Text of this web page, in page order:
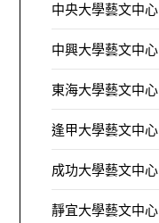
中央大學藝文中心
中興大學藝文中心
東海大學藝文中心
逢甲大學藝文中心
成功大學藝文中心
靜宜大學藝文中心